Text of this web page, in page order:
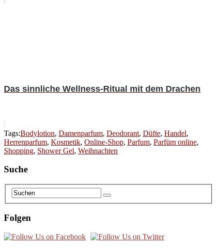
Das sinnliche Wellness-Ritual mit dem Drachen
Tags:Bodylotion, Damenparfum, Deodorant, Düfte, Handel,
Herrenparfum, Kosmetik, Online-Shop, Parfum, Parfüm online,
Shopping, Shower Gel, Weihnachten
Suche
Folgen